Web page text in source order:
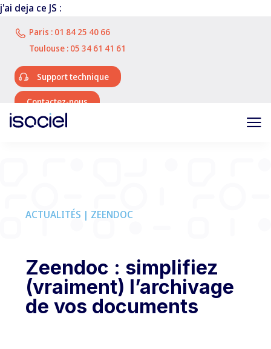
j'ai deja ce JS :
Paris : 01 84 25 40 66
Toulouse : 05 34 61 41 61
Support technique
Contactez-nous
ACTUALITÉS | ZEENDOC
Zeendoc : simplifiez
(vraiment) l’archivage
de vos documents